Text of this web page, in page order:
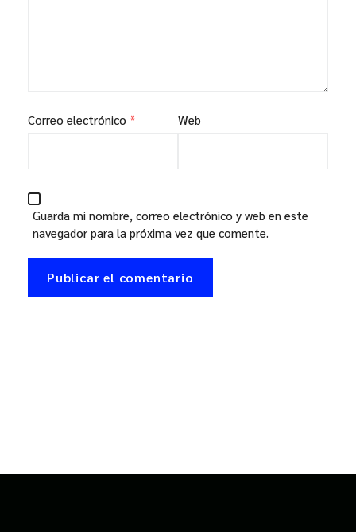
Correo electrónico * Web
Guarda mi nombre, correo electrónico y web en este
navegador para la próxima vez que comente.